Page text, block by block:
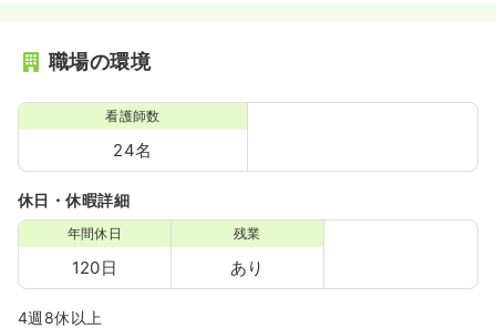
職場の環境
看護師数
24名
休日・休暇詳細
年間休日
120日
残業
あり
4週8休以上